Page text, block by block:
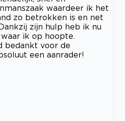
waardeer ik het
zo betrokken is en net
zijn hulp heb ik nu
ik op hoopte.
bedankt voor de
een aanrader!